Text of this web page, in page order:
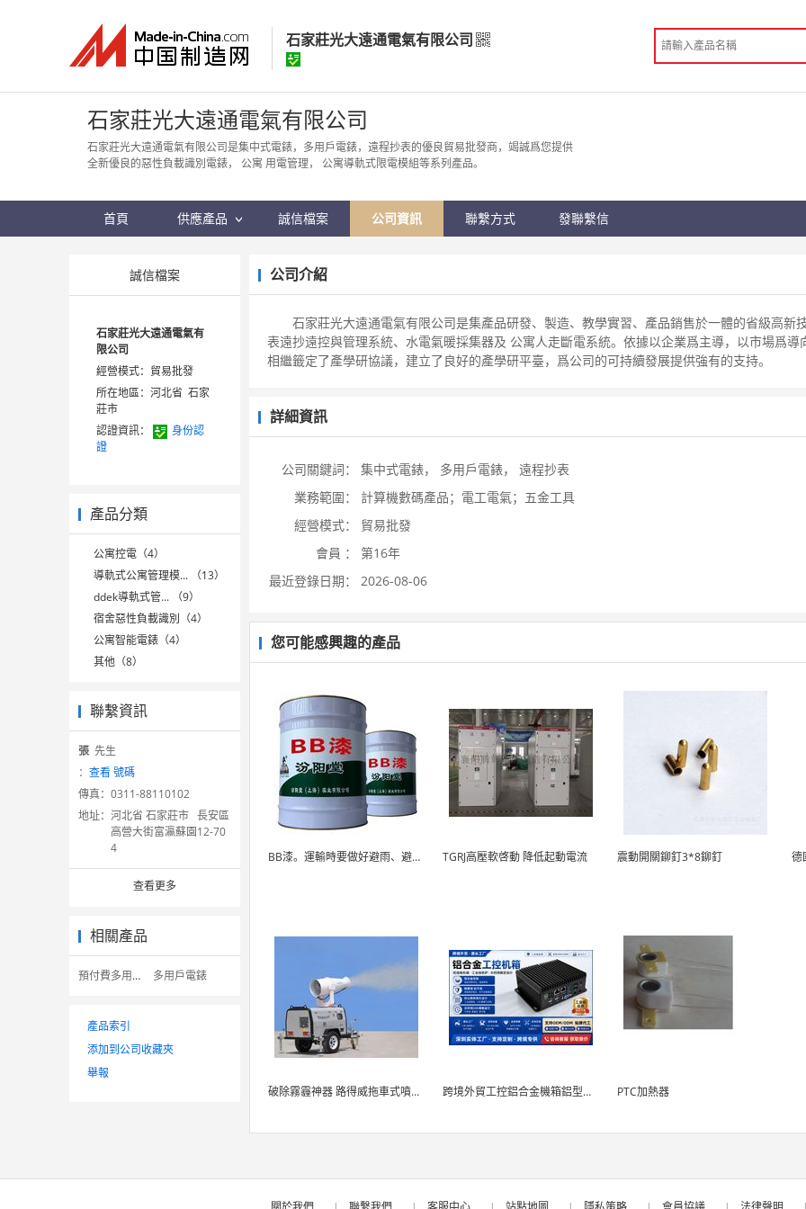
石家莊光大遠通電氣有限公司
石家莊光大遠通電氣有限公司
經營模式：
貿易批發
所在地區：河北省 石家莊市
手機訪問展示廳
石家莊光大遠通電氣有限公司
石家莊光大遠通電氣有限公司是集中式電錶，多用戶電錶，遠程抄表的優良貿易批發商，竭誠爲您提供
全新優良的惡性負載識別電錶， 公寓 用電管理， 公寓導軌式限電模組等系列產品。
首頁 供應產品 誠信檔案 公司資訊 聯繫方式 發聯繫信
誠信檔案
石家莊光大遠通電氣有
限公司
經營模式：貿易批發
所在地區：河北省 石家
莊市
認證資訊：
身份認
證
產品分類
公寓控電（4）
導軌式公寓管理模... （13）
ddek導軌式管... （9）
宿舍惡性負載識別（4）
公寓智能電錶（4）
其他（8）
聯繫資訊
張 先生
： 查看 號碼
傳真： 0311-88110102
地址： 河北省 石家莊市 長安區
高營大街富瀛蘇園12-70
4
查看更多
相關產品
預付費多用戶電錶 多用戶電錶
產品索引
添加到公司收藏夾
舉報
公司介紹
石家莊光大遠通電氣有限公司是集產品研發、製造、教學實習、產品銷售於一體的省級高新
表遠抄遠控與管理系統、水電氣暖採集器及 公寓人走斷電系統。依據以企業爲主導，以市場爲
相繼籤定了產學研協議，建立了良好的產學研平臺，爲公司的可持續發展提供強有
詳細資訊
公司關鍵詞： 集中式電錶， 多用戶電錶，
遠程抄表
業務範圍：
計算機數碼產品；電工電氣；五金工具
經營模式：
貿易批發
會員 ：
第16年
最近登錄日期：
2026-08-06
您可能感興趣的產品
BB漆。運輸時要做好避雨、避曬。BB漆 TGRJ高壓軟啓動 降低起動電流 震動開關鉚釘3*8鉚釘
破除霧霾神器 路得威拖車式噴霧降塵機 跨境外貿工控鋁合金機箱鋁型材伺服器標準機箱外殼批發 PTC加熱器